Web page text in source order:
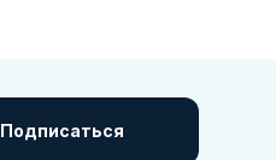
Подписаться